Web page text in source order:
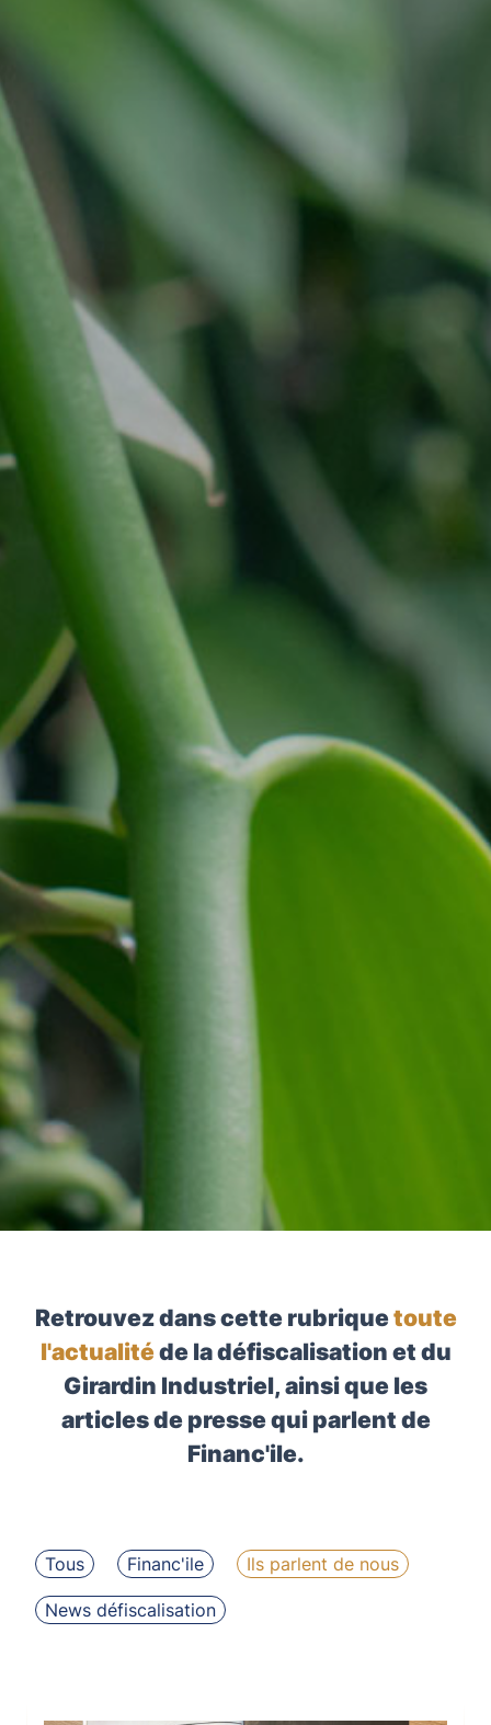
Retrouvez dans cette rubriquetoute
l'actualitéde la défiscalisation et du
Girardin Industriel, ainsi que les
articles de presse qui parlent de
Financ'ile.
Tous Financ'ile Ils parlent de nous
News défiscalisation